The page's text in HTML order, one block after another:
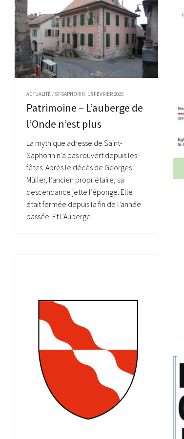
ACTUALITÉ / ST-SAPHORIN 13 FÉVRIER 2025
Patrimoine – L’auberge de
l’Onde n’est plus
La mythique adresse de Saint-
Saphorin n’a pas rouvert depuis les
fêtes. Après le décès de Georges
Müller, l’ancien propriétaire, sa
descendance jette l’éponge. Elle
était fermée depuis la fin de l’année
passée. Et l’Auberge...